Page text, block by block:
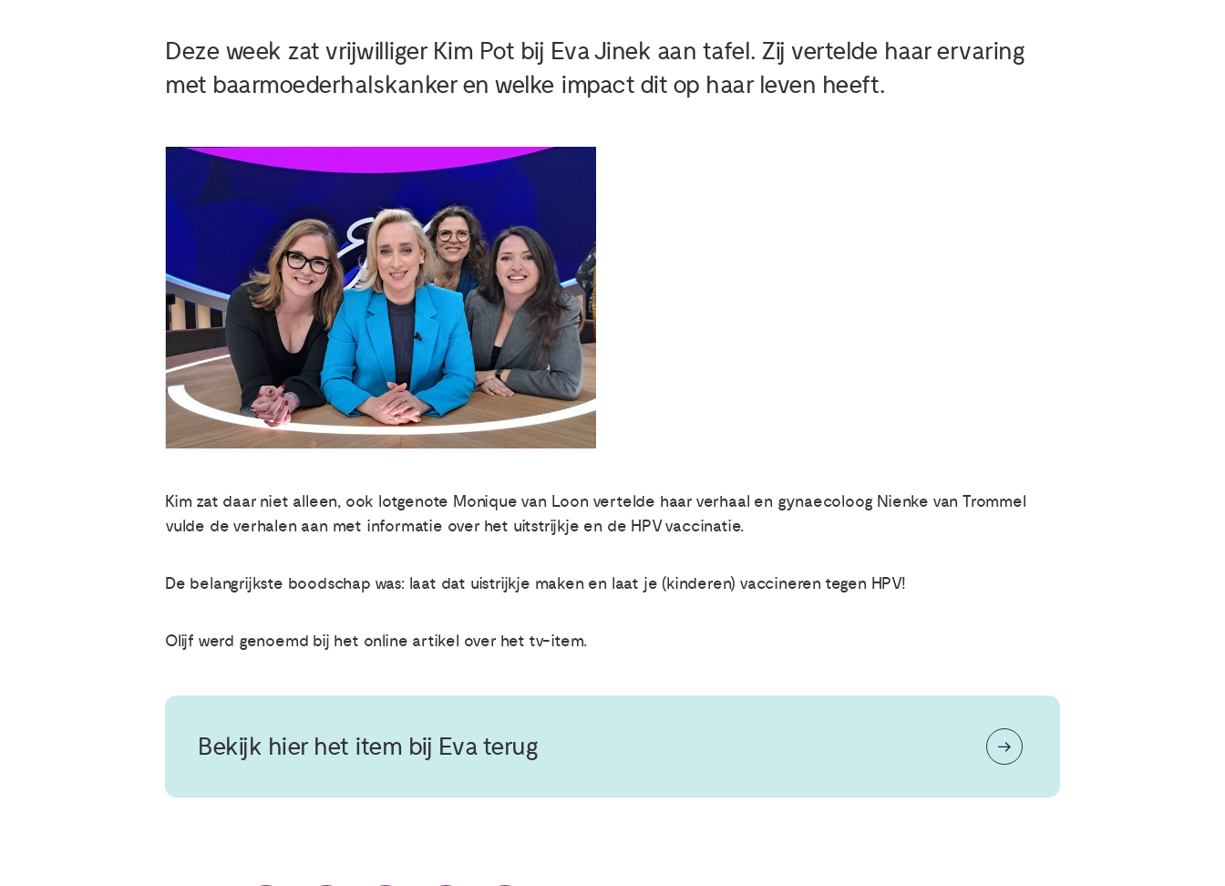
Deze week zat vrijwilliger Kim Pot bij Eva Jinek aan tafel. Zij vertelde haar ervaring
met baarmoederhalskanker en welke impact dit op haar leven heeft.
Kim zat daar niet alleen, ook lotgenote Monique van Loon vertelde haar verhaal en gynaecoloog Nienke van Trommel
vulde de verhalen aan met informatie over het uitstrijkje en de HPV vaccinatie.
De belangrijkste boodschap was: laat dat uistrijkje maken en laat je (kinderen) vaccineren tegen HPV!
Olijf werd genoemd bij het online artikel over het tv-item.
Bekijk hier het item bij Eva terug